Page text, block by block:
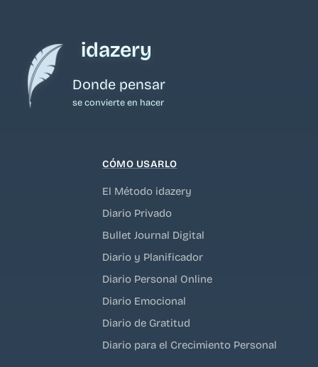
idazery
Donde pensar
se convierte en hacer
CÓMO USARLO
El Método idazery
Diario Privado
Bullet Journal Digital
Diario y Planificador
Diario Personal Online
Diario Emocional
Diario de Gratitud
Diario para el Crecimiento Personal